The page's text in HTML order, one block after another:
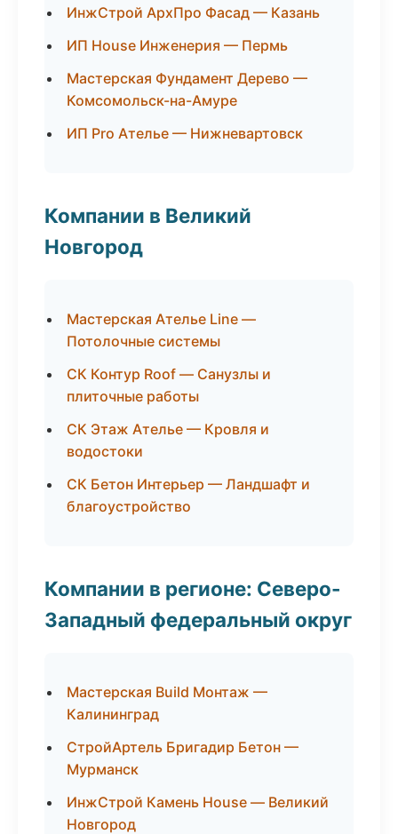
ИнжСтрой АрхПро Фасад — Казань
ИП House Инженерия — Пермь
Мастерская Фундамент Дерево —
Комсомольск-на-Амуре
ИП Pro Ателье — Нижневартовск
Компании в Великий
Новгород
Мастерская Ателье Line —
Потолочные системы
СК Контур Roof — Санузлы и
плиточные работы
СК Этаж Ателье — Кровля и
водостоки
СК Бетон Интерьер — Ландшафт и
благоустройство
Компании в регионе: Северо-
Западный федеральный округ
Мастерская Build Монтаж —
Калининград
СтройАртель Бригадир Бетон —
Мурманск
ИнжСтрой Камень House — Великий
Новгород